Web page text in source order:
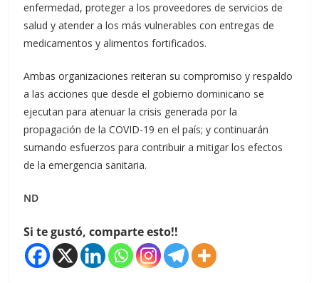
enfermedad, proteger a los proveedores de servicios de
salud y atender a los más vulnerables con entregas de
medicamentos y alimentos fortificados.
Ambas organizaciones reiteran su compromiso y respaldo
a las acciones que desde el gobierno dominicano se
ejecutan para atenuar la crisis generada por la
propagación de la COVID-19 en el país; y continuarán
sumando esfuerzos para contribuir a mitigar los efectos
de la emergencia sanitaria.
ND
Si te gustó, comparte esto!!